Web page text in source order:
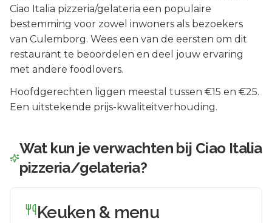
Ciao Italia pizzeria/gelateria een populaire
bestemming voor zowel inwoners als bezoekers
van Culemborg. Wees een van de eersten om dit
restaurant te beoordelen en deel jouw ervaring
met andere foodlovers.
Hoofdgerechten liggen meestal tussen €15 en €25.
Een uitstekende prijs-kwaliteitverhouding.
Wat kun je verwachten bij Ciao Italia
pizzeria/gelateria?
Keuken & menu